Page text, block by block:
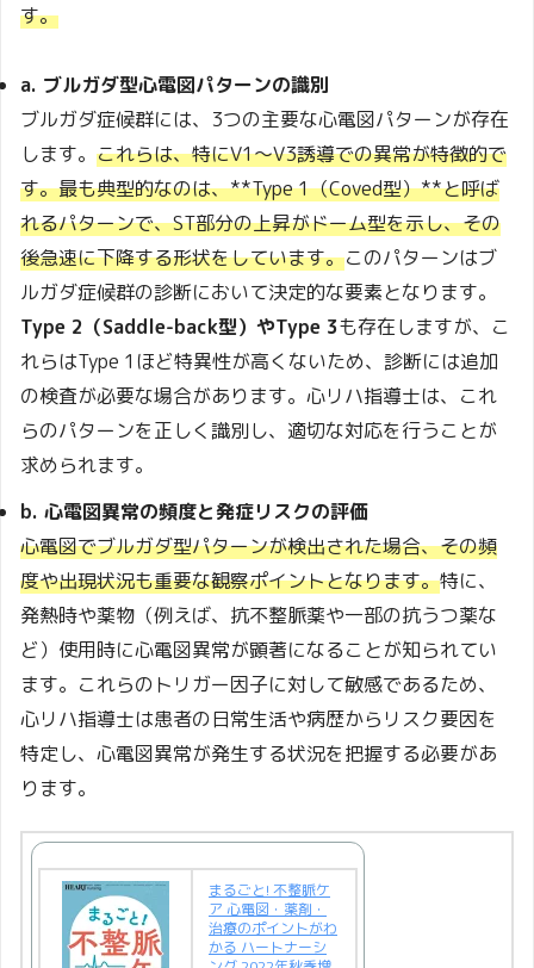
す。
a. ブルガダ型心電図パターンの識別
ブルガダ症候群には、3つの主要な心電図パターンが存在
します。 これらは、特にV1～V3誘導での異常が特徴的で
す。最も典型的なのは、**Type 1（Coved型）**と呼ば
れるパターンで、ST部分の上昇がドーム型を示し、その
後急速に下降する形状をしています。このパターンはブ
ルガダ症候群の診断において決定的な要素となります。
Type 2（Saddle-back型）やType 3も存在しますが、こ
れらはType 1ほど特異性が高くないため、診断には追加
の検査が必要な場合があります。心リハ指導士は、これ
らのパターンを正しく識別し、適切な対応を行うことが
求められます。
b. 心電図異常の頻度と発症リスクの評価
心電図でブルガダ型パターンが検出された場合、その頻
度や出現状況も重要な観察ポイントとなります。特に、
発熱時や薬物（例えば、抗不整脈薬や一部の抗うつ薬な
ど）使用時に心電図異常が顕著になることが知られてい
ます。これらのトリガー因子に対して敏感であるため、
心リハ指導士は患者の日常生活や病歴からリスク要因を
特定し、心電図異常が発生する状況を把握する必要があ
ります。
まるごと! 不整脈ケ
ア 心電図・薬剤・
治療のポイントがわ
かる ハートナーシ